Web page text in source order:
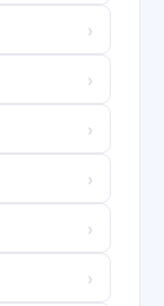
›
›
›
›
›
›